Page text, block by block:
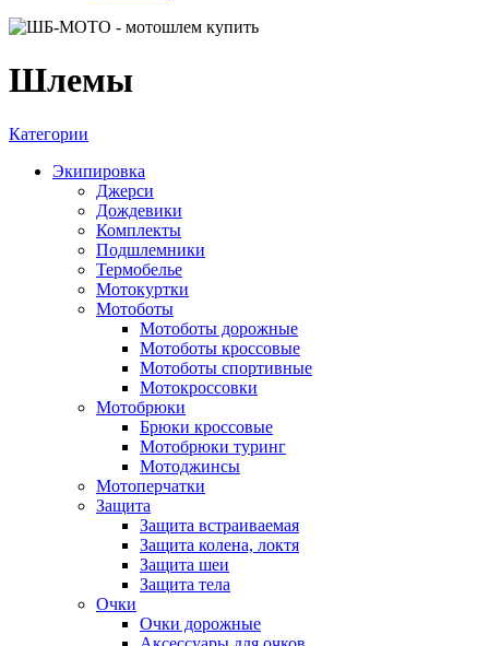
Шлемы
Категории
Экипировка
Джерси
Дождевики
Комплекты
Подшлемники
Термобелье
Мотокуртки
Мотоботы
Мотоботы дорожные
Мотоботы кроссовые
Мотоботы спортивные
Мотокроссовки
Мотобрюки
Брюки кроссовые
Мотобрюки туринг
Мотоджинсы
Мотоперчатки
Защита
Защита встраиваемая
Защита колена, локтя
Защита шеи
Защита тела
Очки
Очки дорожные